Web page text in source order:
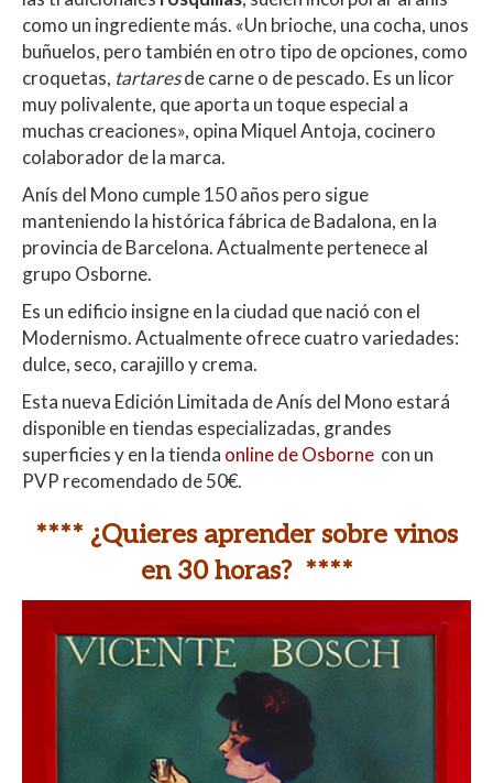
como un ingrediente más. «Un brioche, una cocha, unos
buñuelos, pero también en otro tipo de opciones, como
croquetas, tartaresde carne o de pescado. Es un licor
muy polivalente, que aporta un toque especial a
muchas creaciones», opina Miquel Antoja, cocinero
colaborador de la marca.
Anís del Mono cumple 150 años pero sigue
manteniendo la histórica fábrica de Badalona, en la
provincia de Barcelona. Actualmente pertenece al
grupo Osborne.
Es un edificio insigne en la ciudad que nació con el
Modernismo. Actualmente ofrece cuatro variedades:
dulce, seco, carajillo y crema.
Esta nueva Edición Limitada de Anís del Mono estará
disponible en tiendas especializadas, grandes
superficies y en la tienda online de Osborne con un
PVP recomendado de 50€.
**** ¿Quieres aprender sobre vinos
en 30 horas? ****